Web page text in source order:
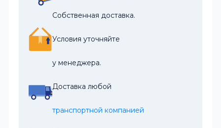
Собственная доставка.
Условия уточняйте
у менеджера.
Доставка любой
транспортной компанией